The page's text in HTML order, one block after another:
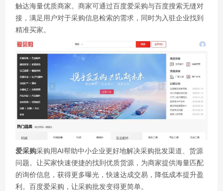
触达海量优质商家。商家可通过百度爱采购与百度搜索无缝对
接，满足用户对于采购信息检索的需求，同时为入驻企业找到
精准买家。
爱采购采购用AI帮助中小企业更好地解决采购批发渠道、货源
问题。让买家快速便捷的找到优质货源，为商家提供海量匹配
的询价信息，获得更多曝光，快速达成交易，降低成本提升盈
利。百度爱采购，让采购批发变得更简单。